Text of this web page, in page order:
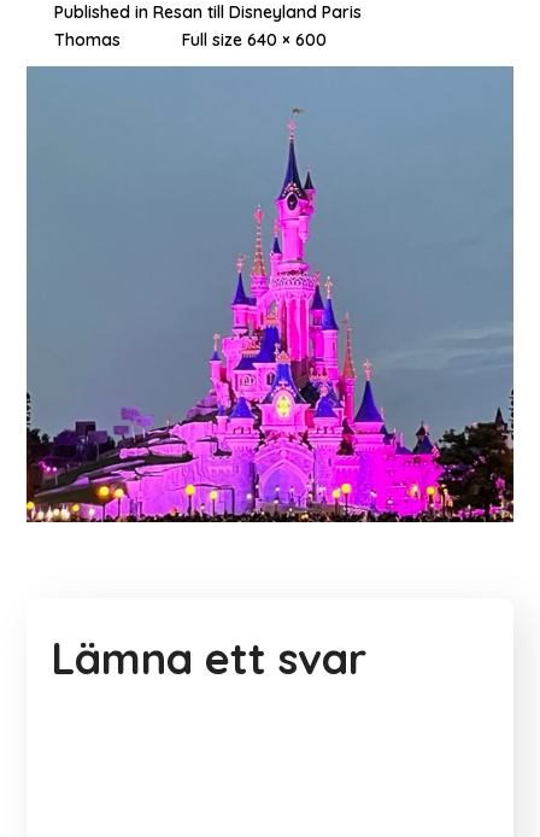
Published inResan till Disneyland Paris
Thomas
Full size 640 × 600
Lämna ett svar